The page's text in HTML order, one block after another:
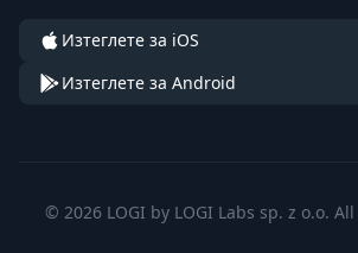
Изтеглете за iOS
Изтеглете за Android
© 2026 LOGI by LOGI Labs sp. z o.o.